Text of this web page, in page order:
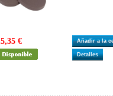
€ Añadir a la
Detalles